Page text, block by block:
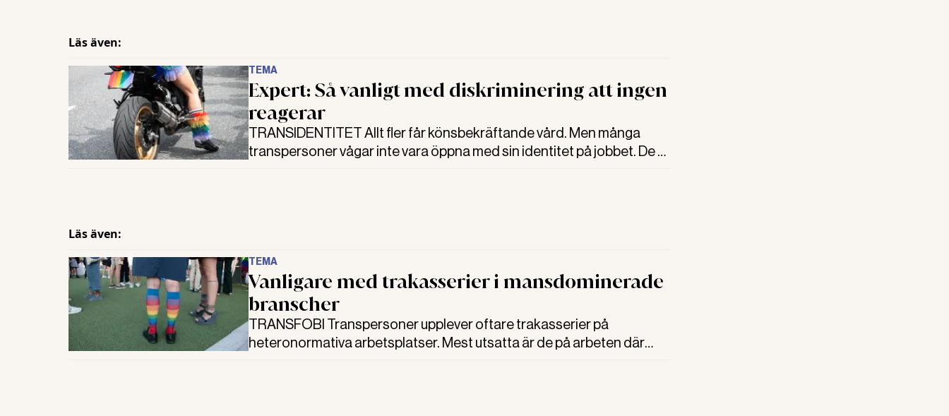
Läs även:
TEMA
Expert: Så vanligt med diskriminering att ingen
reagerar
TRANSIDENTITET Allt fler får könsbekräftande vård. Men många
transpersoner vågar inte vara öppna med sin identitet på jobbet. De är
Läs även:
TEMA
Vanligare med trakasserier i mansdominerade
branscher
TRANSFOBI Transpersoner upplever oftare trakasserier på
heteronormativa arbetsplatser. Mest utsatta är de på arbeten där